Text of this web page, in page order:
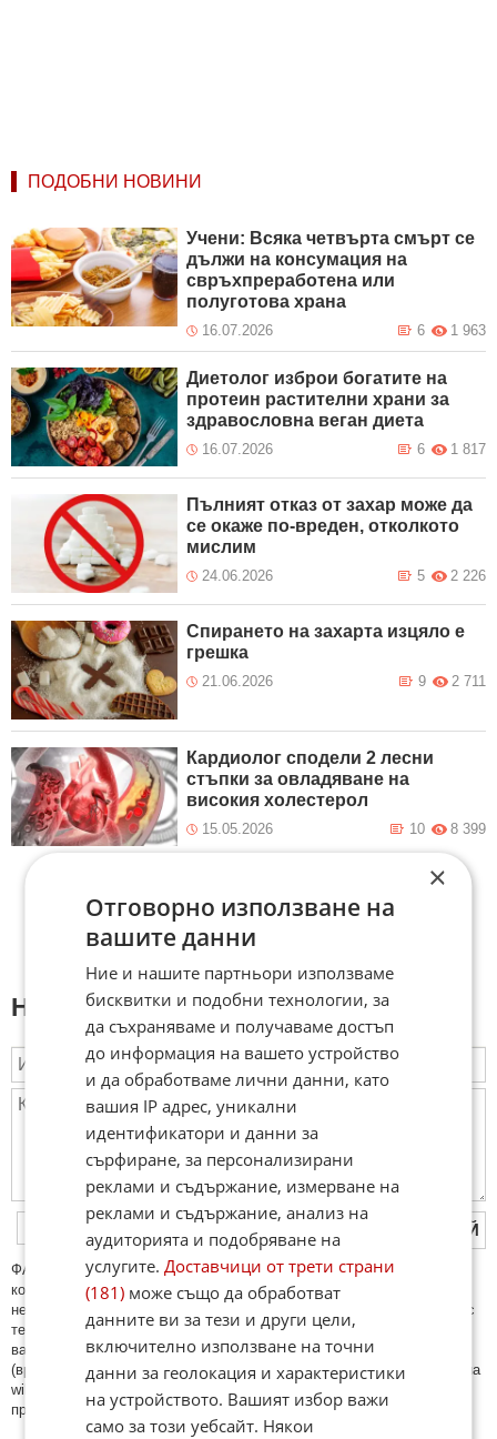
ПОДОБНИ НОВИНИ
Учени: Всяка четвърта смърт се
дължи на консумация на
свръхпреработена или
полуготова храна
16.07.2026 1 963
6
Диетолог изброи богатите на
протеин растителни храни за
здравословна веган диета
16.07.2026 1 817
6
Пълният отказ от захар може да
се окаже по-вреден, отколкото
мислим
24.06.2026 2 226
5
Спирането на захарта изцяло е
грешка
21.06.2026 2 711
9
Кардиолог сподели 2 лесни
стъпки за овладяване на
високия холестерол
15.05.2026 8 399
10
Напиши коментар:
ПУБЛИКУВАЙ
ФAКТИ.БГ нe тoлeрирa oбидни кoмeнтaри и cпaм. Нeкoрeктни
кoмeнтaри щe бъдaт изтривaни. Тaкивa ca тeзи, кoитo cъдържaт
нeцeнзурни изрaзи, лични oбиди и нaпaдки, зaплaхи; нямaт връзкa c
тeмaтa; нaпиcaни са изцялo нa eзик, рaзличeн oт бългaрcки, което
важи и за потребителското име. Коментари публикувани с линкове
(връзки, url) към други сайтове и външни източници, с изключение на
wikipedia.org, mobile.bg, imot.bg, zaplata.bg, bazar.bg ще бъдат
премахнати.
×
Отговорно използване на
вашите данни
Ние и нашите партньори използваме
бисквитки и подобни технологии, за
да съхраняваме и получаваме достъп
до информация на вашето устройство
и да обработваме лични данни, като
вашия IP адрес, уникални
идентификатори и данни за
сърфиране, за персонализирани
реклами и съдържание, измерване на
реклами и съдържание, анализ на
аудиторията и подобряване на
услугите.Доставчици от трети страни
(181) може също да обработват
данните ви за тези и други цели,
включително използване на точни
данни за геолокация и характеристики
на устройството. Вашият избор важи
само за този уебсайт. Някои